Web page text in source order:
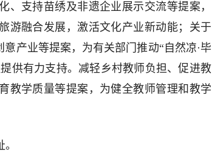
、支持苗绣及非遗企业展示交流等提案，
游融合发展，激活文化产业新动能；关于
产业等提案，为有关部门推动“自然凉·毕
供有力支持。减轻乡村教师负担、促进教
教学质量等提案，为健全教师管理和教学